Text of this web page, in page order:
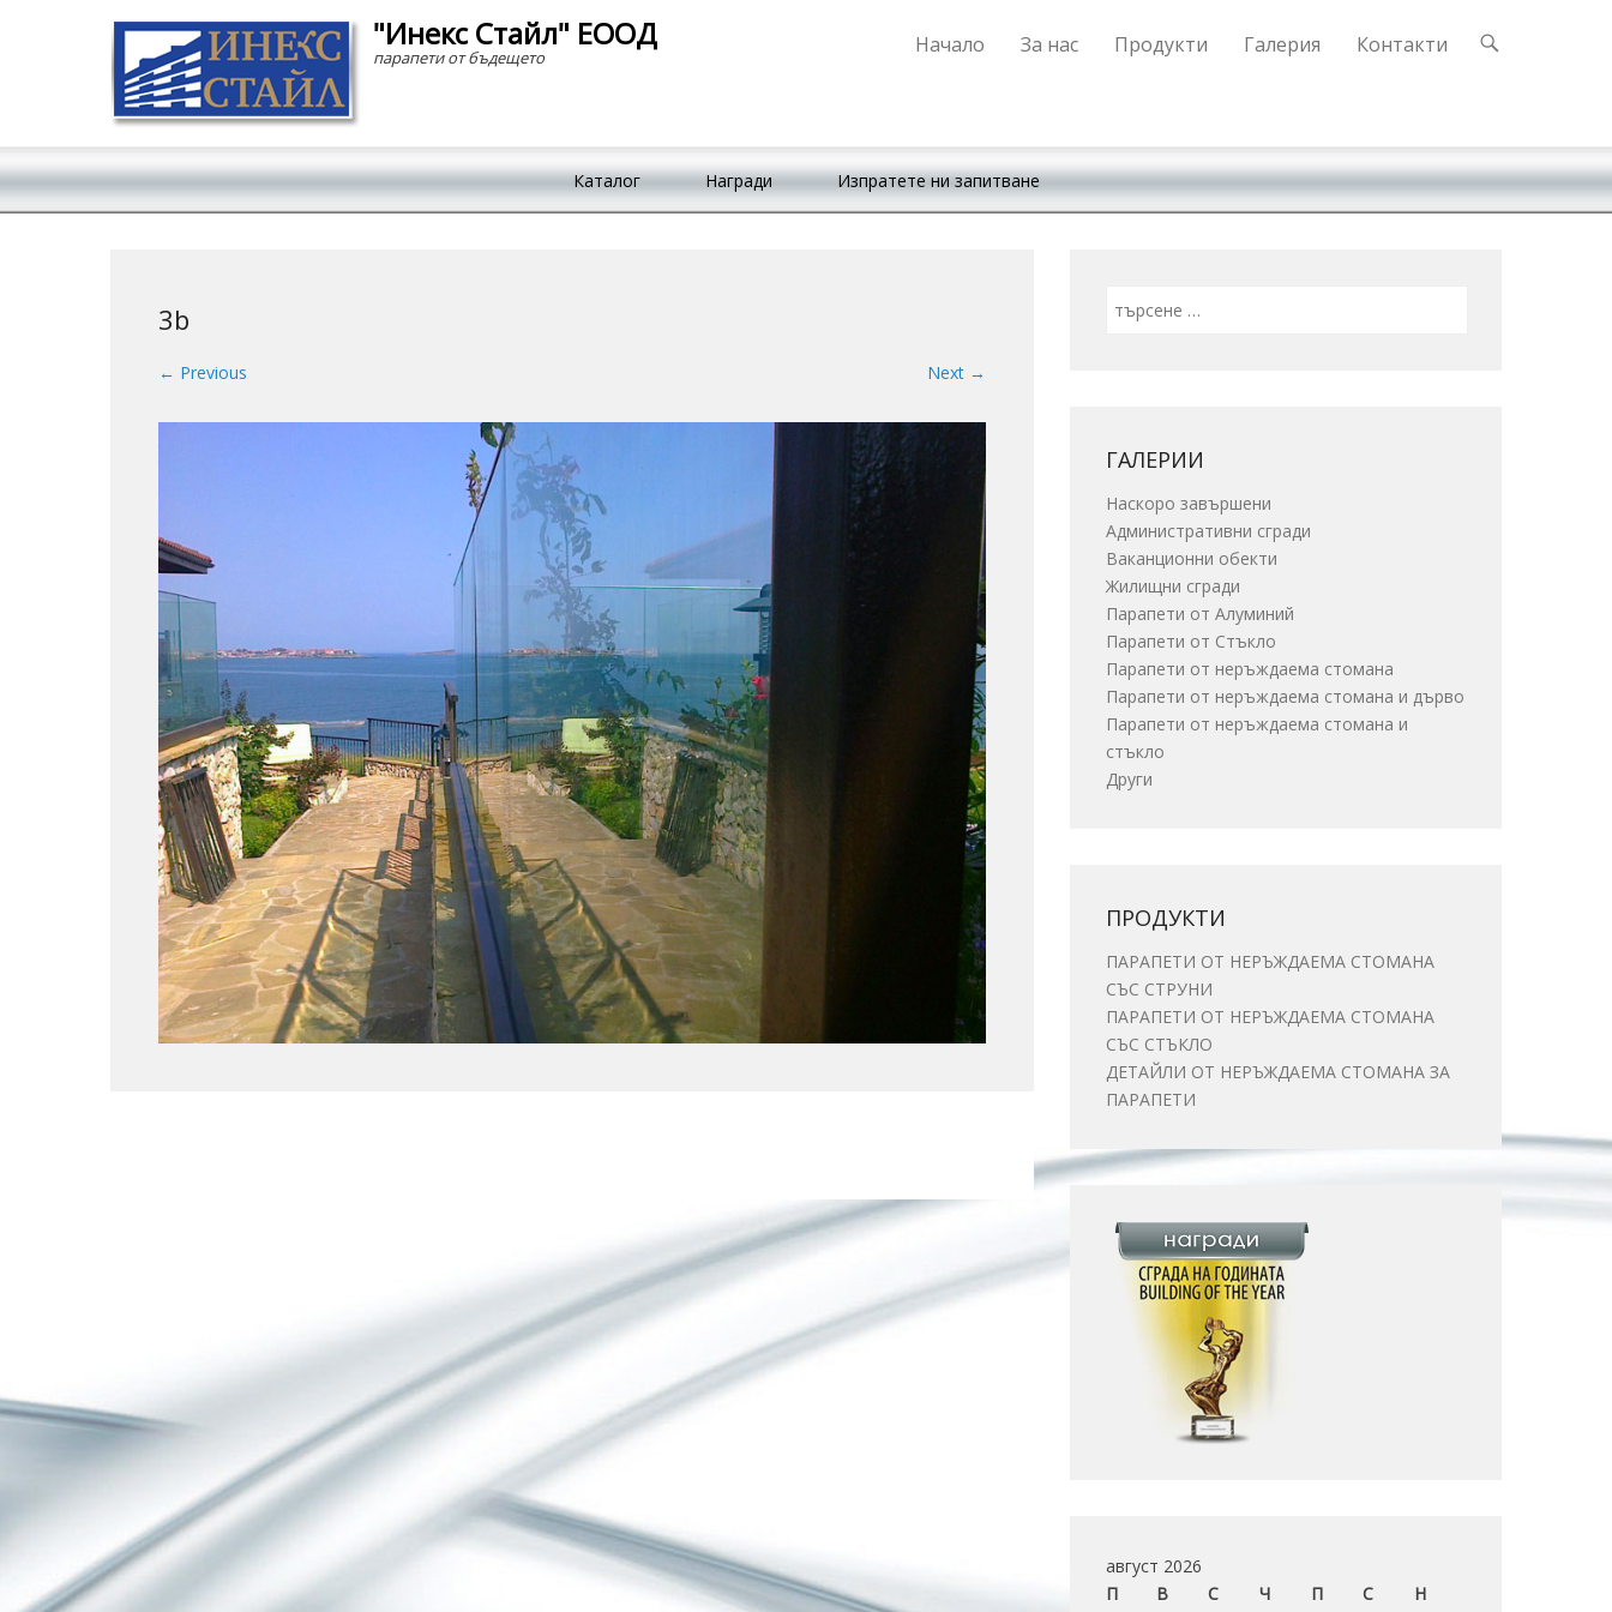
"Инекс Стайл" ЕООД
парапети от бъдещето
Primary Menu
Skip to content
Начало За нас Продукти Галерия Контакти
Каталог
Награди Изпратете ни запитване
3b
← Previous Next →
ГАЛЕРИИ
Наскоро завършени
Административни сгради
Ваканционни обекти
Жилищни сгради
Парапети от Алуминий
Парапети от Стъкло
Парапети от неръждаема стомана
Парапети от неръждаема стомана и дърво
Парапети от неръждаема стомана и
стъкло
Други
ПРОДУКТИ
ПАРАПЕТИ ОТ НЕРЪЖДАЕМА СТОМАНА
СЪС СТРУНИ
ПАРАПЕТИ ОТ НЕРЪЖДАЕМА СТОМАНА
СЪС СТЪКЛО
ДЕТАЙЛИ ОТ НЕРЪЖДАЕМА СТОМАНА ЗА
ПАРАПЕТИ
август 2026
П
В С Ч П С
Н